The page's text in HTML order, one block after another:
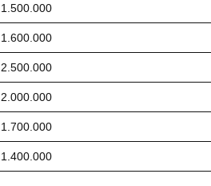
1.500.000
1.600.000
2.500.000
2.000.000
1.700.000
1.400.000